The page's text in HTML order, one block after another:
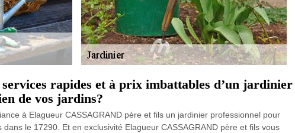
rapides et à prix imbattables d’un jardinier
de vos jardins?
à Elagueur CASSAGRAND père et fils un jardinier professionnel pour
dans le 17290. Et en exclusivité Elagueur CASSAGRAND père et fils vous